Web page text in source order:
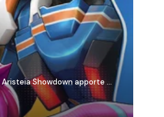
Aristeia Showdown apporte du plaisir sur table à votre écran